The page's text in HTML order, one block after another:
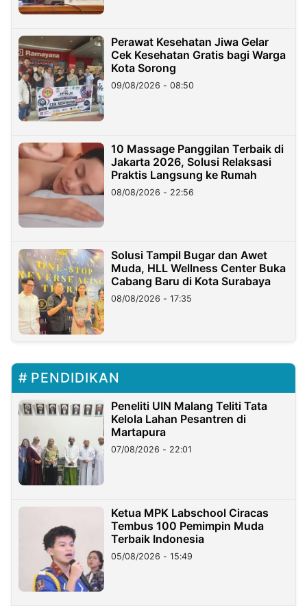
Perawat Kesehatan Jiwa Gelar
Cek Kesehatan Gratis bagi Warga
Kota Sorong
09/08/2026 - 08:50
10 Massage Panggilan Terbaik di
Jakarta 2026, Solusi Relaksasi
Praktis Langsung ke Rumah
08/08/2026 - 22:56
Solusi Tampil Bugar dan Awet
Muda, HLL Wellness Center Buka
Cabang Baru di Kota Surabaya
08/08/2026 - 17:35
PENDIDIKAN
Peneliti UIN Malang Teliti Tata
Kelola Lahan Pesantren di
Martapura
07/08/2026 - 22:01
Ketua MPK Labschool Ciracas
Tembus 100 Pemimpin Muda
Terbaik Indonesia
05/08/2026 - 15:49